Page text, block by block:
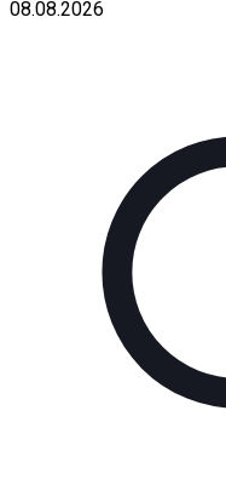
08.08.2026